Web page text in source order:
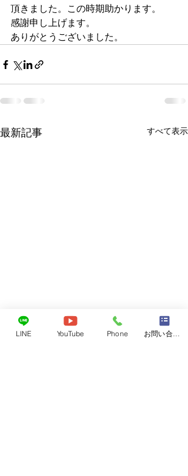
頂きました。この時期助かります。
感謝申し上げます。
ありがとうございました。
最新記事 すべて表示
LINE YouTube Phone お問い合わせフォーム